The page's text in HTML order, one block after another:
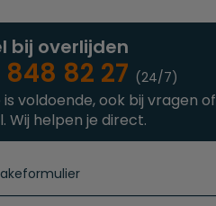
bij overlijden
82 27 (24/7)
voldoende, ook bij vragen of
Wij helpen je direct.